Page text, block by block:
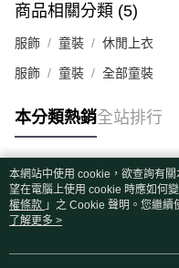
商品相關分類 (5)
服飾 童裝 休閒上衣
服飾 童裝 全部童裝
本分類熱銷全站排行
熱門標籤
本網站中使用 cookie，欲查詢有
望在電腦上使用 cookie 時應如何
權條款 」之 Cookie 聲明。您繼
用條款之 Cookie 聲明使用 cookie。
了解更多 >